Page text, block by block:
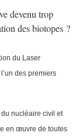
devenu trop
des biotopes ?
du Laser
des premiers
nucléaire civil et
en œuvre de toutes